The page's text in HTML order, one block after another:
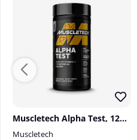
Muscletech Alpha Test, 120 caps
Muscletech